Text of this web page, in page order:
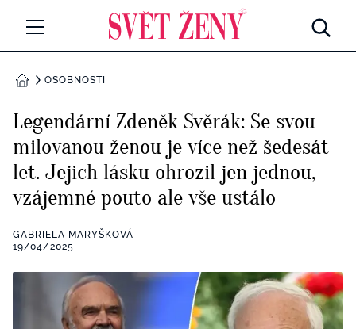
Všechny kategorie
Rozhovory
RETROHUBKY
PSYCHOLOGIE
Seberozvoj
ZDRAVÍ
Životní styl
ZÁBAVA
Všechny kategorie
BYDLENÍ
DOMŮOSOBNOSTI
Legendární Zdeněk Svěrák: Se svou
milovanou ženou je více než šedesát
let. Jejich lásku ohrozil jen jednou,
vzájemné pouto ale vše ustálo
GABRIELA MARYŠKOVÁ
19/04/2025